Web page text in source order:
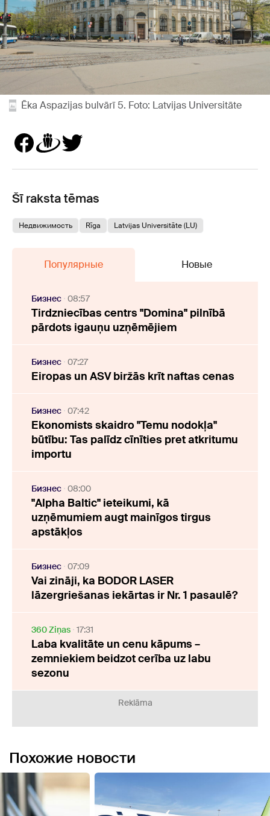
Ēka Aspazijas bulvārī 5. Foto: Latvijas Universitāte
Šī raksta tēmas
Недвижимость Rīga Latvijas Universitāte (LU)
Популярные Новые
Бизнес 08:57
Tirdzniecības centrs "Domina" pilnībā
pārdots igauņu uzņēmējiem
Бизнес 07:27
Eiropas un ASV biržās krīt naftas cenas
Бизнес 07:42
Ekonomists skaidro "Temu nodokļa"
būtību: Tas palīdz cīnīties pret atkritumu
importu
Бизнес 08:00
"Alpha Baltic" ieteikumi, kā
uzņēmumiem augt mainīgos tirgus
apstākļos
Бизнес 07:09
Vai zināji, ka BODOR LASER
lāzergriešanas iekārtas ir Nr. 1 pasaulē?
360 Ziņas 17:31
Laba kvalitāte un cenu kāpums –
zemniekiem beidzot cerība uz labu
sezonu
Reklāma
Похожие новости